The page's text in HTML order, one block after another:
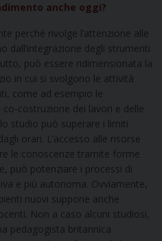
anche oggi?
perché rivolge l’attenzione alle
dall’integrazione degli strumenti
può essere ridimensionata la
in cui si svolgono le attività
come ad esempio le
costruzione dei lavori e delle
studio può superare i limiti
orari. L’accesso alle risorse
le conoscenze tramite forme
può potenziare i processi di
e più autonoma. Ovviamente,
nuovi suppone anche
Non a caso alcuni studiosi,
pedagogista britannica